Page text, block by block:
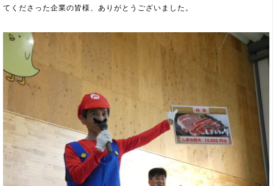
てくださった企業の皆様、ありがとうございました。